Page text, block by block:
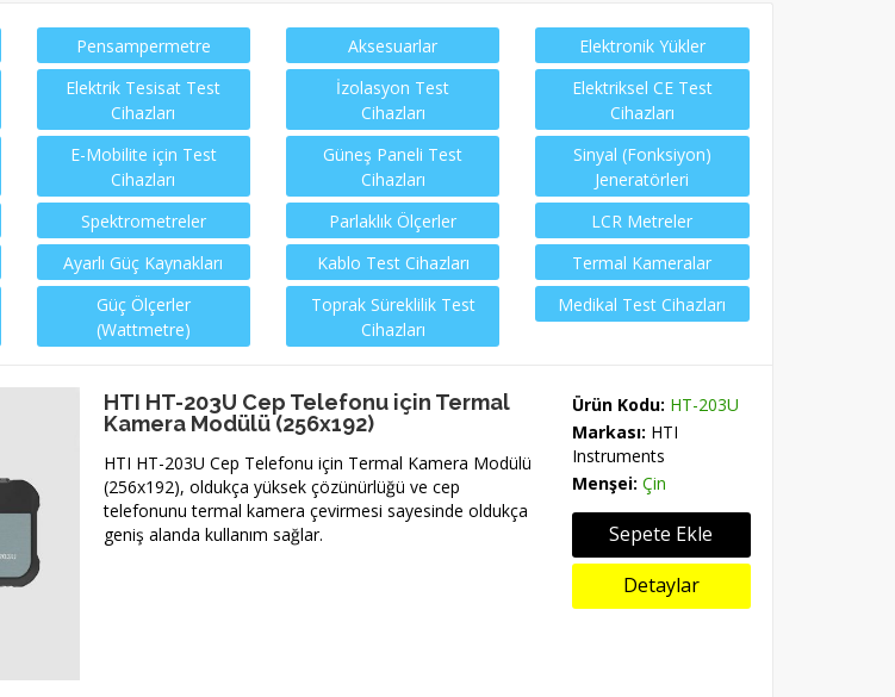
Pensampermetre Aksesuarlar
Elektronik Yükler
Elektrik Tesisat Test
Cihazları
İzolasyon Test
Cihazları
Elektriksel CE Test
Cihazları
E-Mobilite için Test
Cihazları
Güneş Paneli Test
Cihazları
Sinyal (Fonksiyon)
Jeneratörleri
Spektrometreler Parlaklık Ölçerler
LCR Metreler
Ayarlı Güç Kaynakları Kablo Test Cihazları
Termal Kameralar
Güç Ölçerler
(Wattmetre)
Toprak Süreklilik Test
Cihazları
Medikal Test Cihazları
HTI HT-203U Cep Telefonu için Termal
Kamera Modülü (256x192)
HTI HT-203U Cep Telefonu için Termal Kamera Modülü
(256x192), oldukça yüksek çözünürlüğü ve cep
telefonunu termal kamera çevirmesi sayesinde oldukça
geniş alanda kullanım sağlar.
Ürün Kodu: HT-203U
Markası: HTI
Instruments
Menşei: Çin
Sepete Ekle
Detaylar